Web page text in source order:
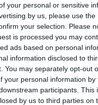
your personal or sensitive
by us, please use the
your selection. Please
is processed you may
ads based on personal
information disclosed to
You may separately opt-out
your personal information
participants.
by us to third parties on
ο Β.Ζελένσκι:
τους Σέρβους από
της Ρωσίας»